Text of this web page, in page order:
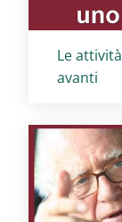
Titolo
Le
avanti